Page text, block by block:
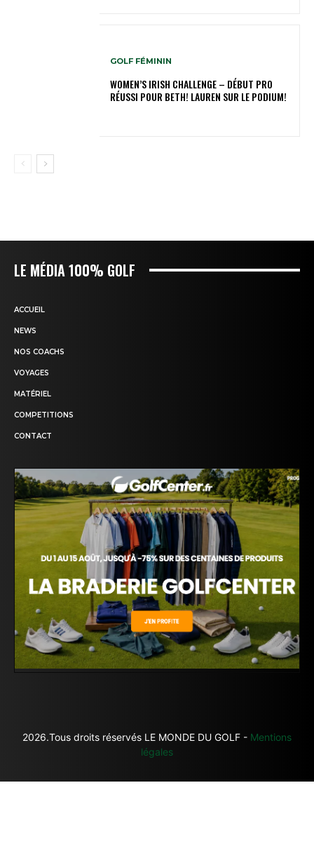
GOLF FÉMININ
WOMEN’S IRISH CHALLENGE – DÉBUT PRO
RÉUSSI POUR BETH! LAUREN SUR LE PODIUM!
LE MÉDIA 100% GOLF
ACCUEIL
NEWS
NOS COACHS
VOYAGES
MATÉRIEL
COMPETITIONS
CONTACT
2026.Tous droits réservés LE MONDE DU GOLF - Mentions
légales